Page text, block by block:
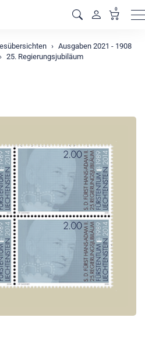
0
Ausgaben 2021 - 1908
25. Regierungsjubiläum